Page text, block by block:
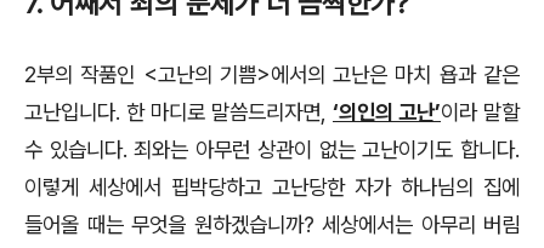
2부의 작품인 <고난의 기쁨>에서의 고난은 마치 욥과 같은
고난입니다. 한 마디로 말씀드리자면, ‘의인의 고난’이라 말할
수 있습니다. 죄와는 아무런 상관이 없는 고난이기도 합니다.
이렇게 세상에서 핍박당하고 고난당한 자가 하나님의 집에
들어올 때는 무엇을 원하겠습니까? 세상에서는 아무리 버림